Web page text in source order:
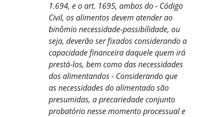
1.694, e o art. 1695, ambos do - Código
Civil, os alimentos devem atender ao
binômio necessidade-possibilidade, ou
seja, deverão ser fixados considerando a
capacidade financeira daquele quem irá
prestá-los, bem como das necessidades
dos alimentandos - Considerando que
as necessidades do alimentado são
presumidas, a precariedade conjunto
probatório nesse momento processual e